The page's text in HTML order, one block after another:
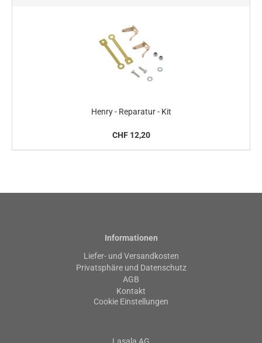
Henry - Reparatur - Kit
CHF 12,20
Informationen
Liefer- und Versandkosten
Privatsphäre und Datenschutz
AGB
Kontakt
Cookie Einstellungen